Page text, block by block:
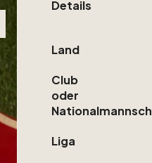
Details
Land
Club
oder
Liga